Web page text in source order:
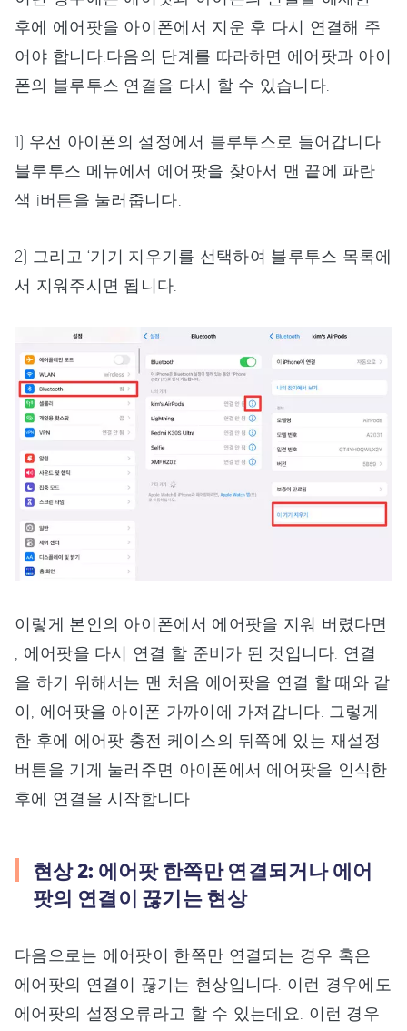
후에 에어팟을 아이폰에서 지운 후 다시 연결해 주
어야 합니다.다음의 단계를 따라하면 에어팟과 아이
폰의 블루투스 연결을 다시 할 수 있습니다.
1) 우선 아이폰의 설정에서 블루투스로 들어갑니다.
블루투스 메뉴에서 에어팟을 찾아서 맨 끝에 파란
색 i버튼을 눌러줍니다.
2) 그리고 ‘기기 지우기를 선택하여 블루투스 목록에
서 지워주시면 됩니다.
이렇게 본인의 아이폰에서 에어팟을 지워 버렸다면
, 에어팟을 다시 연결 할 준비가 된 것입니다. 연결
을 하기 위해서는 맨 처음 에어팟을 연결 할 때와 같
이, 에어팟을 아이폰 가까이에 가져갑니다. 그렇게
한 후에 에어팟 충전 케이스의 뒤쪽에 있는 재설정
버튼을 기게 눌러주면 아이폰에서 에어팟을 인식한
후에 연결을 시작합니다.
현상 2: 에어팟 한쪽만 연결되거나 에어
팟의 연결이 끊기는 현상
다음으로는 에어팟이 한쪽만 연결되는 경우 혹은
에어팟의 연결이 끊기는 현상입니다. 이런 경우에도
에어팟의 설정오류라고 할 수 있는데요. 이런 경우